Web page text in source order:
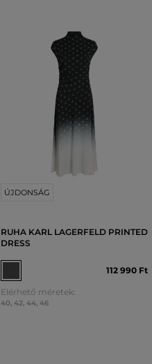
ÚJDONSÁG
RUHA KARL LAGERFELD PRINTED
DRESS
112 990 Ft
Elérhető méretek:
40, 42, 44, 46